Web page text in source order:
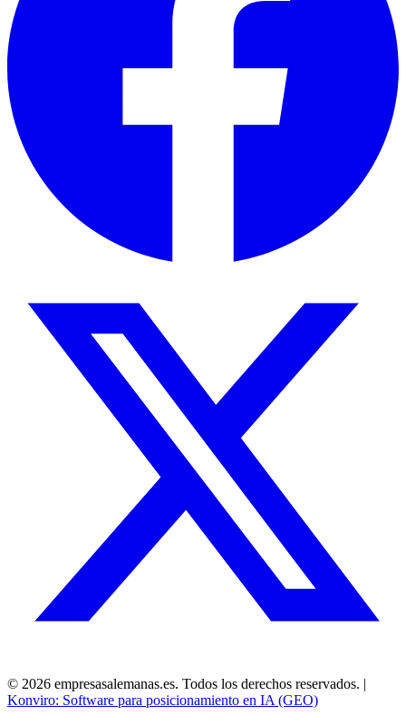
© 2026 empresasalemanas.es. Todos los derechos reservados. |
Konviro: Software para posicionamiento en IA (GEO)